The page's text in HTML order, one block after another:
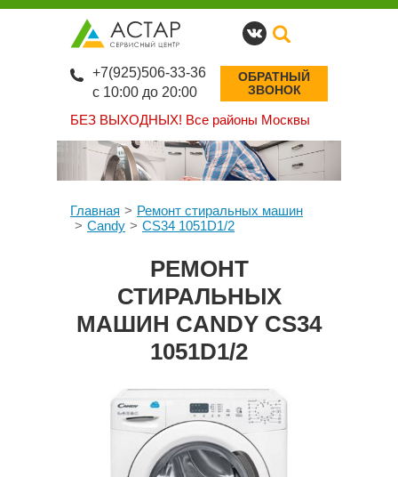
БЕЗ ВЫХОДНЫХ! Все районы Москвы
+7(925)506-33-36
с 10:00 до 20:00
ОБРАТНЫЙ
ЗВОНОК
Главная
Ремонт стиральных машин
Candy
CS34 1051D1/2
РЕМОНТ
СТИРАЛЬНЫХ
МАШИН CANDY CS34
1051D1/2